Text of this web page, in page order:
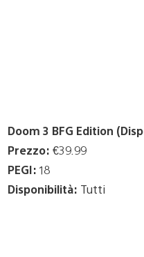
Doom 3 BFG Edition
Prezzo: €39.99
PEGI: 18
Disponibilità: Tutti